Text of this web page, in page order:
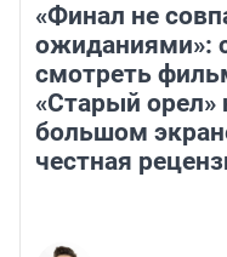
«Финал не
ожиданиями»:
смотреть
«Старый орел»
большом
честная